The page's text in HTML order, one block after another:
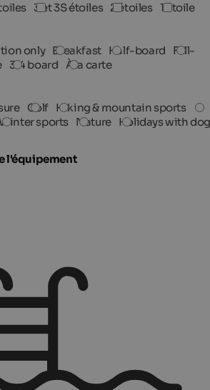
3 et 3S étoiles 2 étoiles 1 étoile
only Breakfast Half-board
Full-
3/4 board À la carte
Golf Hiking & mountain sports
sports Nature Holidays with
l'équipement